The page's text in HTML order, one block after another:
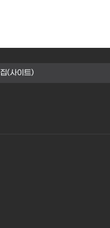
(사이트)